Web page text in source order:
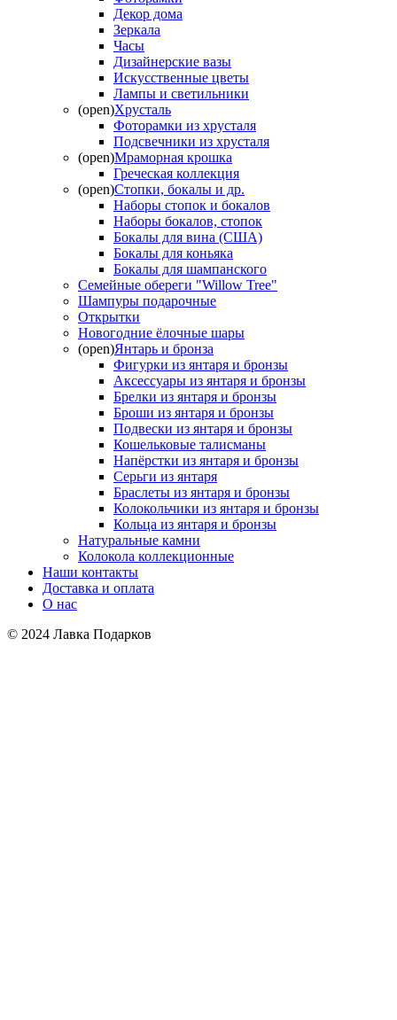
Декор дома
Зеркала
Часы
Дизайнерские вазы
Искусственные цветы
Лампы и светильники
(open)Хрусталь
Фоторамки из хрусталя
Подсвечники из хрусталя
(open)Мраморная крошка
Греческая коллекция
(open)Стопки, бокалы и др.
Наборы стопок и бокалов
Наборы бокалов, стопок
Бокалы для вина (США)
Бокалы для коньяка
Бокалы для шампанского
Семейные обереги "Willow Tree"
Шампуры подарочные
Открытки
Новогодние ёлочные шары
(open)Янтарь и бронза
Фигурки из янтаря и бронзы
Аксессуары из янтаря и бронзы
Брелки из янтаря и бронзы
Броши из янтаря и бронзы
Подвески из янтаря и бронзы
Кошельковые талисманы
Напёрстки из янтаря и бронзы
Серьги из янтаря
Браслеты из янтаря и бронзы
Колокольчики из янтаря и бронзы
Кольца из янтаря и бронзы
Натуральные камни
Колокола коллекционные
Наши контакты
Доставка и оплата
О нас
© 2024 Лавка Подарков